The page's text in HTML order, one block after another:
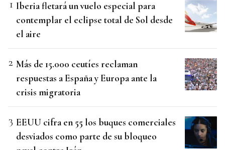
Iberia fletará un vuelo especial para
contemplar el eclipse total de Sol desde
el aire
Más de 15.000 ceutíes reclaman
respuestas a España y Europa ante la
crisis migratoria
EEUU cifra en 55 los buques comerciales
desviados como parte de su bloqueo